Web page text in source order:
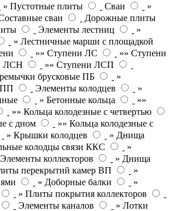
» Пустотные плиты Сваи
»
сваи
Дорожные плиты
Элементы лестниц
»
» Лестничные марши с площадкой
»» Ступени ЛС
»» Ступени
ЛСН
»» Ступени ЛСП
брусковые ПБ
»
ПП
Элементы колодцев
»
» Бетонные кольца
»»
»» Кольца колодезные с четвертью
с дном
»» Кольца колодезные с
» Крышки колодцев
» Днища
колодцы связи ККС
»
Элементы коллекторов
» Днища
перекрытий камер ВП
»
» Доборные балки
»
» Плиты покрытия коллекторов
Элементы каналов
» Лотки